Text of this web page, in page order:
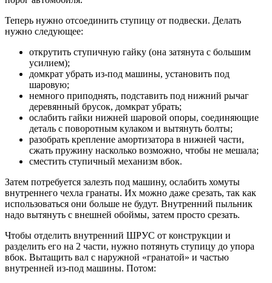
Теперь нужно отсоединить ступицу от подвески. Делать
нужно следующее:
открутить ступичную гайку (она затянута с большим
усилием);
домкрат убрать из-под машины, установить под
шаровую;
немного приподнять, подставить под нижний рычаг
деревянный брусок, домкрат убрать;
ослабить гайки нижней шаровой опоры, соединяющие
деталь с поворотным кулаком и вытянуть болты;
разобрать крепление амортизатора в нижней части,
сжать пружину насколько возможно, чтобы не мешала;
сместить ступичный механизм вбок.
Затем потребуется залезть под машину, ослабить хомуты
внутреннего чехла гранаты. Их можно даже срезать, так как
использоваться они больше не будут. Внутренний пыльник
надо вытянуть с внешней обоймы, затем просто срезать.
Чтобы отделить внутренний ШРУС от конструкции и
разделить его на 2 части, нужно потянуть ступицу до упора
вбок. Вытащить вал с наружной «гранатой» и частью
внутренней из-под машины. Потом: